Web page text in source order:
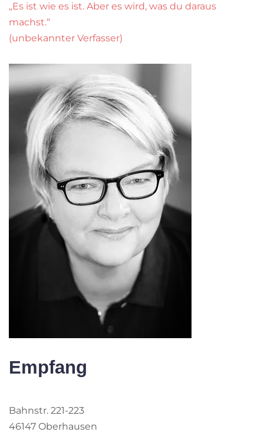
„Es ist wie es ist. Aber es wird, was du daraus
machst.“
(unbekannter Verfasser)
Empfang
Bahnstr. 221-223
46147 Oberhausen